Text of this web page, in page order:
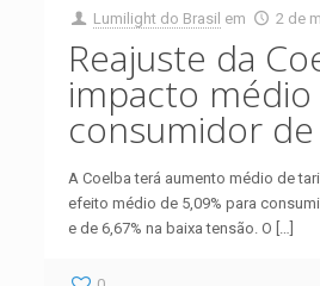
Lumilight do Brasil em 2 de
Reajuste da
impacto médio
consumidor de
A Coelba terá aumento médio de
efeito médio de 5,09% para
e de 6,67% na baixa tensão. O […]